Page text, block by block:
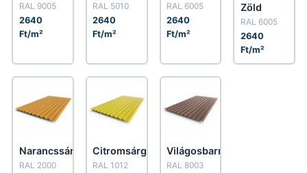
RAL 9005
2640
Ft/m²
RAL 5010
2640
Ft/m²
RAL 6005
2640
Ft/m²
Zöld
RAL 6005
2640
Ft/m²
Narancssárga
RAL 2000
Citromsárga
RAL 1012
Világosbarna
RAL 8003